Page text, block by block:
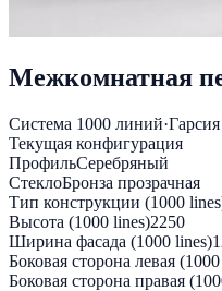
Межкомнатная
Система 1000 линий·
Текущая конфигурация
ПрофильСеребряный
СтеклоБронза прозрачная
Тип конструкции (1000
Высота (1000 lines)2250
Ширина фасада (1000 lines)
Боковая сторона левая
Боковая сторона правая